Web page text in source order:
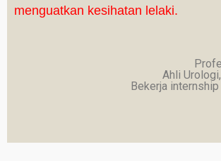
menguatkan kesihatan lelaki.
Ahli
Bekerja